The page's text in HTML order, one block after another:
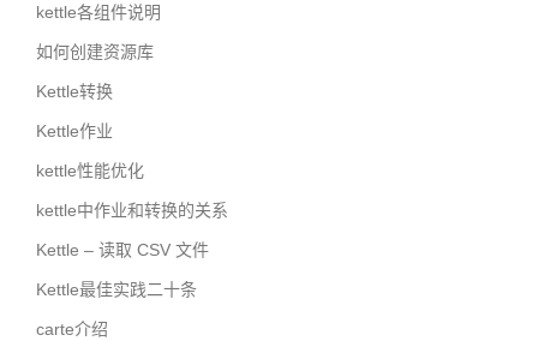
kettle各组件说明
如何创建资源库
Kettle转换
Kettle作业
kettle性能优化
kettle中作业和转换的关系
Kettle – 读取 CSV 文件
Kettle最佳实践二十条
carte介绍